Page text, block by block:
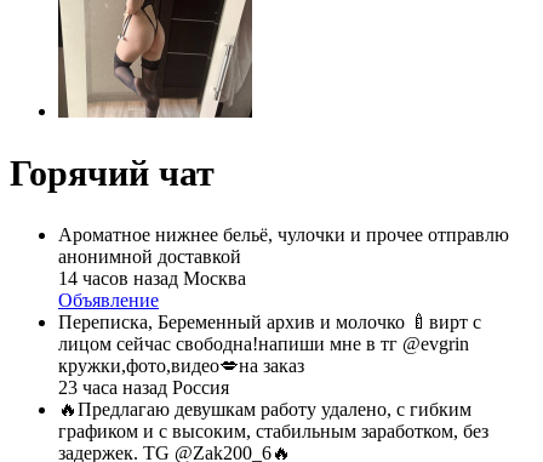
Горячий чат
Ароматное нижнее бельё, чулочки и прочее отправлю
анонимной доставкой
14 часов назад Москва
Объявление
Переписка, Беременный архив и молочко 🍼вирт с
лицом сейчас свободна!напиши мне в тг @evgrin
кружки,фото,видео💋на заказ
23 часа назад Россия
🔥Предлагаю девушкам работу удалено, с гибким
графиком и с высоким, стабильным заработком, без
задержек. TG @Zak200_6🔥